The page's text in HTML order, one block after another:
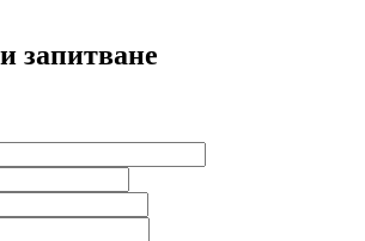
запитване